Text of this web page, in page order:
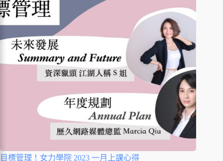
目標管理！女力學院 2023 一月上課心得